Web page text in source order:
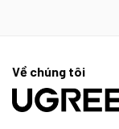
Về chúng tôi